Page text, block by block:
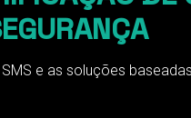
e as soluções